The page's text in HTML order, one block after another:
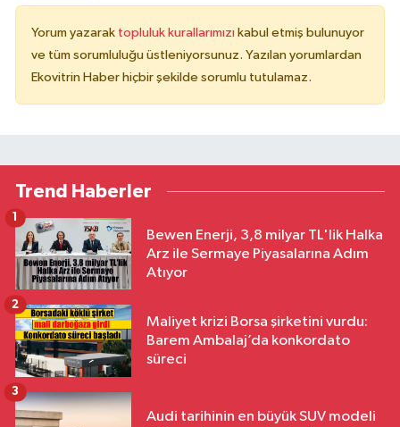
Yorum yazarak topluluk kurallarımızı kabul etmiş bulunuyor
ve tüm sorumluluğu üstleniyorsunuz. Yazılan yorumlardan
Ekovitrin Haber hiçbir şekilde sorumlu tutulamaz.
Trend Haberler
Bewen Enerji, 3,8 milyar TL'lik Halka
Arz ile Sermaye Piyasalarına Adım
Atıyor
1
Maliyet krizi Borsa şirketini vurdu:
Barem Ambalaj’da konkordato
süreci
2
Audi tarihinin en büyük SUV modeli
3